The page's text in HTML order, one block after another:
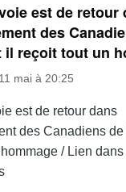
est de retour
des
il reçoit tout un
mai à 20:25
est de retour dans
des Canadiens de
/ Lien